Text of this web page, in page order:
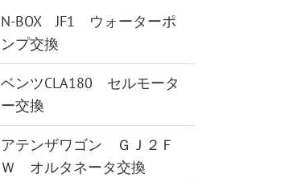
N-BOX JF1 ウォーターポ
ンプ交換
ベンツCLA180 セルモータ
ー交換
アテンザワゴン ＧＪ２Ｆ
Ｗ オルタネータ交換